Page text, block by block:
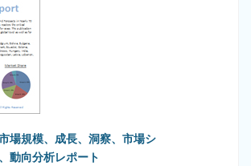
場規模、成長、洞察、市場シ
動向分析レポート